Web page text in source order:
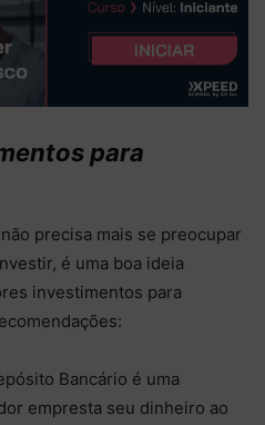
para
precisa mais se preocupar
é uma boa ideia
investimentos para
Bancário é uma
empresta seu dinheiro ao